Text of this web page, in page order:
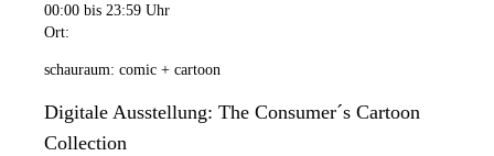
00:00 bis 23:59 Uhr
Ort:
schauraum: comic + cartoon
Digitale Ausstellung: The Consumer´s Cartoon
Collection